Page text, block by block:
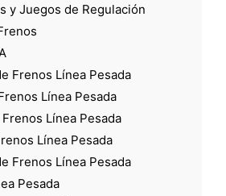
y Juegos de Regulación
Frenos Línea Pesada
Línea Pesada
Línea Pesada
Línea Pesada
Frenos Línea Pesada
Pesada